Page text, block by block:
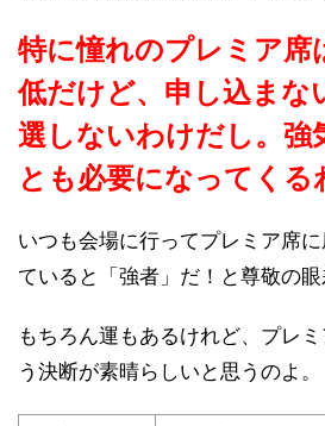
特に憧れのプレミア席
低だけど、申し込まな
選しないわけだし。強
とも必要になってくる
いつも会場に行ってプレミア席
ていると「強者」だ！と尊敬の眼
もちろん運もあるけれど、プレ
う決断が素晴らしいと思うのよ。